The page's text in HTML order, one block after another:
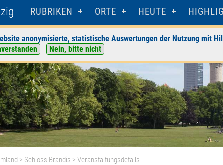
RUBRIKEN ORTE HEUTE
anonymisierte, statistische Auswertungen der Nutzung
Nein, bitte nicht
> Schloss Brandis > Veranstaltungsdetails